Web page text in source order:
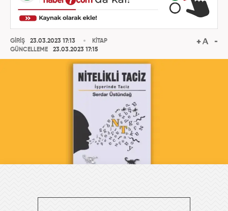
GİRİŞ
23.03.2023 17:13
GÜNCELLEME
23.03.2023 17:15
KİTAP